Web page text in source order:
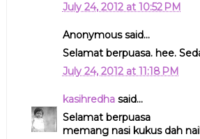
July 24, 2012 at 10:52 PM
Anonymous said...
Selamat berpuasa. hee.
July 24, 2012 at 11:18 PM
kasihredhasaid...
Selamat berpuasa
memang nasi kukus dah